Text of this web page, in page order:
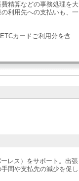
精算などの事務処理を大
利用先への支払いも、一
カードご利用分を含
レス）をサポート。出張
間や支払先の減少を促し